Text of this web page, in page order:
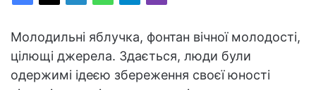
Молодильні яблучка, фонтан вічної молодості,
цілющі джерела. Здається, люди були
одержимі ідеєю збереження своєї юності